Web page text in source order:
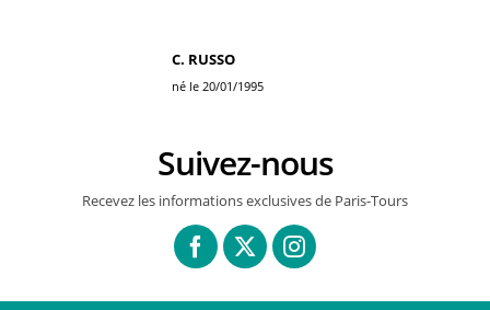
C. RUSSO
né le 20/01/1995
Suivez-nous
Recevez les informations exclusives de Paris-Tours